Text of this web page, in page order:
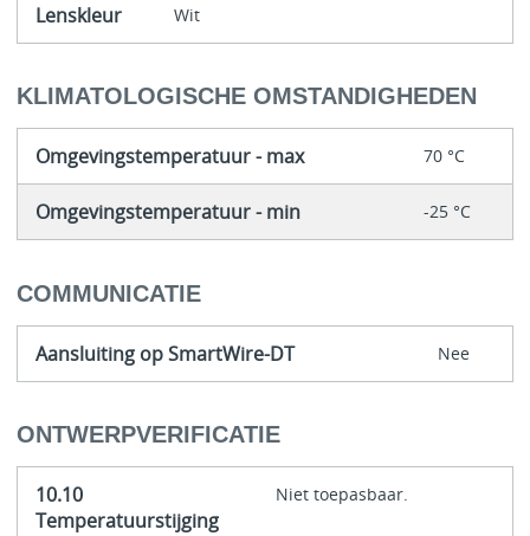
Lenskleur Wit
KLIMATOLOGISCHE OMSTANDIGHEDEN
Omgevingstemperatuur - max 70 °C
Omgevingstemperatuur - min -25 °C
COMMUNICATIE
Aansluiting op SmartWire-DT Nee
ONTWERPVERIFICATIE
10.10
Temperatuurstijging
Niet toepasbaar.